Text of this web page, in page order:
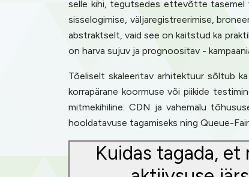
selle kihi, tegutsedes ettevõtte tasemel
sisselogimise, väljaregistreerimise,
abstraktselt, vaid see on kaitstud ka
on harva sujuv ja prognoositav -
Tõeliselt skaleeritav arhitektuur sõltub
korrapärane koormuse või piikide
mitmekihiline: CDN ja vahemälu
hooldatavuse tagamiseks ning Queue-
Kuidas tagada,